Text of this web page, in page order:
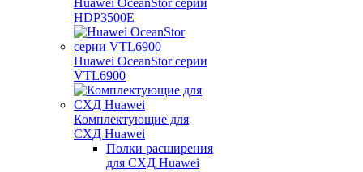
Huawei OceanStor серии
HDP3500E
Huawei OceanStor серии
VTL6900
Комплектующие для
СХД Huawei
Полки расширения
для СХД Huawei